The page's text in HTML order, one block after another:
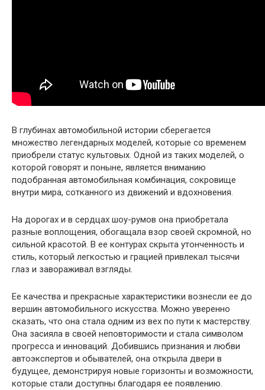
В глубинах автомобильной истории сберегается
множество легендарных моделей, которые со временем
приобрели статус культовых. Одной из таких моделей, о
которой говорят и поныне, является вниманию
подобранная автомобильная комбинация, сокровище
внутри мира, сотканного из движений и вдохновения.
На дорогах и в сердцах шоу-румов она приобретала
разные воплощения, обогащала взор своей скромной, но
сильной красотой. В ее контурах скрыта утонченность и
стиль, который легкостью и грацией привлекал тысячи
глаз и завораживал взгляды.
Ее качества и прекрасные характеристики вознесли ее до
вершин автомобильного искусства. Можно уверенно
сказать, что она стала одним из вех по пути к мастерству.
Она засияла в своей неповторимости и стала символом
прогресса и инноваций. Добившись признания и любви
автоэкспертов и обывателей, она открыла двери в
будущее, демонстрируя новые горизонты и возможности,
которые стали доступны благодаря ее появлению.